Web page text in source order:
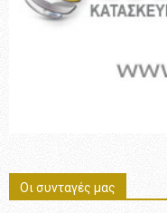
Οι συνταγές μας